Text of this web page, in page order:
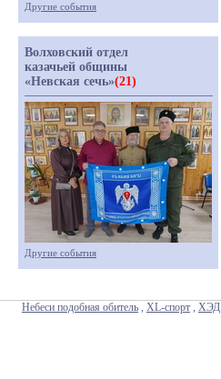
Другие события
Волховский отдел
казачьей общины
«Невская сечь»(21)
Другие события
Небеси подобная обитель , XL-спорт , ХЭД